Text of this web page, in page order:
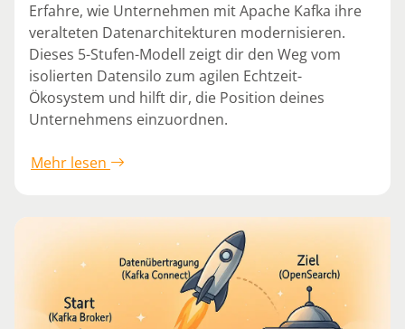
Erfahre, wie Unternehmen mit Apache Kafka ihre
veralteten Datenarchitekturen modernisieren.
Dieses 5-Stufen-Modell zeigt dir den Weg vom
isolierten Datensilo zum agilen Echtzeit-
Ökosystem und hilft dir, die Position deines
Unternehmens einzuordnen.
Mehr lesen